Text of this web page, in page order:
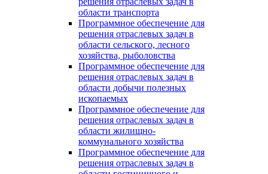
области транспорта
Программное обеспечение для
решения отраслевых задач в
области сельского, лесного
хозяйства, рыболовства
Программное обеспечение для
решения отраслевых задач в
области добычи полезных
ископаемых
Программное обеспечение для
решения отраслевых задач в
области жилищно-
коммунального хозяйства
Программное обеспечение для
решения отраслевых задач в